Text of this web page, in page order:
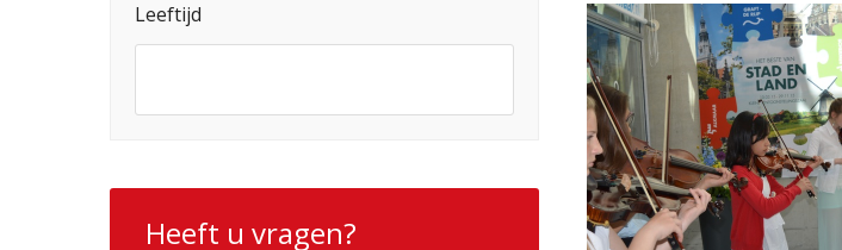
Leeftijd
Heeft u vragen?